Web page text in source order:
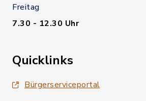
Freitag
7.30 - 12.30 Uhr
Quicklinks
Bürgerserviceportal